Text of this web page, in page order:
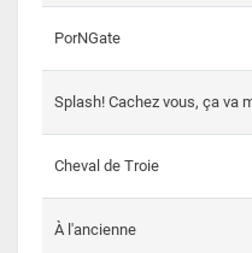
PorNGate
Splash! Cachez vous, ça va
Cheval de Troie
À l'ancienne